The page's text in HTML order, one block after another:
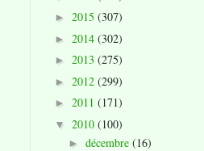
► 2015 (307)
► 2014 (302)
► 2013 (275)
► 2012 (299)
► 2011 (171)
▼ 2010 (100)
► décembre (16)